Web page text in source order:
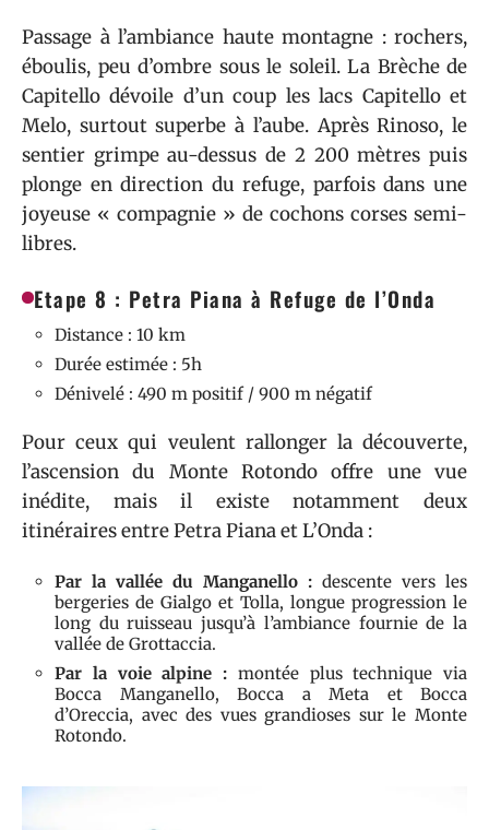
Passage à l’ambiance haute montagne : rochers,
éboulis, peu d’ombre sous le soleil. La Brèche de
Capitello dévoile d’un coup les lacs Capitello et
Melo, surtout superbe à l’aube. Après Rinoso, le
sentier grimpe au-dessus de 2 200 mètres puis
plonge en direction du refuge, parfois dans une
joyeuse « compagnie » de cochons corses semi-
libres.
Etape 8 : Petra Piana à Refuge de l’Onda
Distance : 10 km
Durée estimée : 5h
Dénivelé : 490 m positif / 900 m négatif
Pour ceux qui veulent rallonger la découverte,
l’ascension du Monte Rotondo offre une vue
inédite, mais il existe notamment deux
itinéraires entre Petra Piana et L’Onda :
Par la vallée du Manganello : descente vers les
bergeries de Gialgo et Tolla, longue progression le
long du ruisseau jusqu’à l’ambiance fournie de la
vallée de Grottaccia.
Par la voie alpine : montée plus technique via
Bocca Manganello, Bocca a Meta et Bocca
d’Oreccia, avec des vues grandioses sur le Monte
Rotondo.